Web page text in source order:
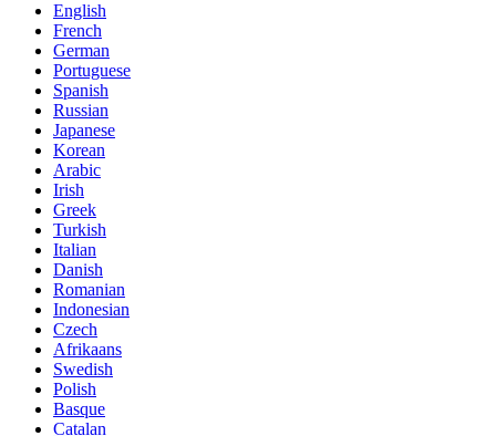
English
French
German
Portuguese
Spanish
Russian
Japanese
Korean
Arabic
Irish
Greek
Turkish
Italian
Danish
Romanian
Indonesian
Czech
Afrikaans
Swedish
Polish
Basque
Catalan